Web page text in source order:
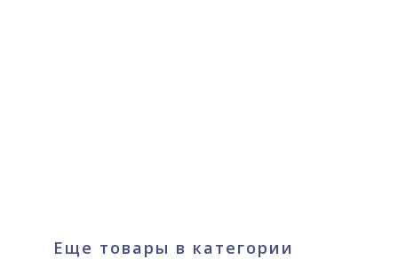
Еще товары в категории